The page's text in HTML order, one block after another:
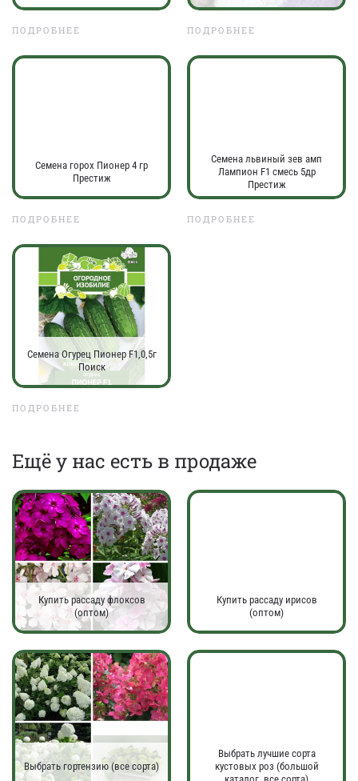
ПОДРОБНЕЕ ПОДРОБНЕЕ
Семена горох Пионер 4 гр
Престиж
ПОДРОБНЕЕ
Семена львиный зев амп
Лампион F1 смесь 5др
Престиж
ПОДРОБНЕЕ
Семена Огурец Пионер F1,0,5г
Поиск
ПОДРОБНЕЕ
Eщё у нас есть в продаже
Купить рассаду флоксов
(оптом)
Купить рассаду ирисов
(оптом)
Выбрать гортензию (все сорта)
Выбрать лучшие сорта
кустовых роз (большой